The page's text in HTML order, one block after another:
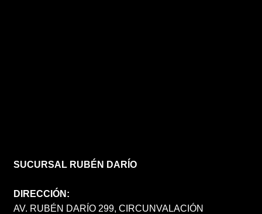
SUCURSAL RUBÉN DARÍO
DIRECCIÓN:
AV. RUBÉN DARÍO 299, CIRCUNVALACIÓN